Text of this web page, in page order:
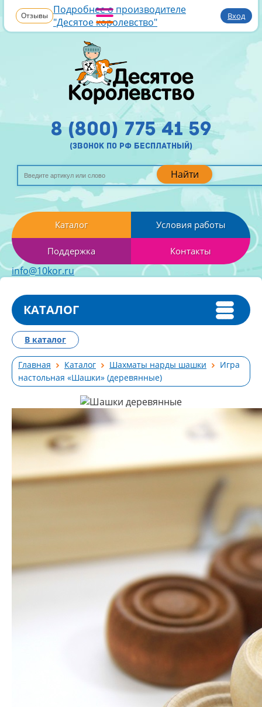
Отзывы Подробнее о производителе
"Десятое королевство"
Вход
Найти
8 (800) 775 41 59
(звонок по рф бесплатный)
Каталог Условия работы
Поддержка Контакты
info@10kor.ru
КАТАЛОГ
Главная Каталог Шахматы нарды шашки
Игра
настольная «Шашки» (деревянные)
В каталог